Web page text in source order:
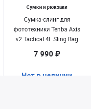
Сумки и рюкзаки
Сумка-слинг для
фототехники Tenba Axis
v2 Tactical 4L Sling Bag
7 990 ₽
Нет в наличии